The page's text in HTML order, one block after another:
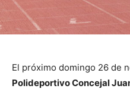
El próximo domingo 26 de
Polideportivo Concejal